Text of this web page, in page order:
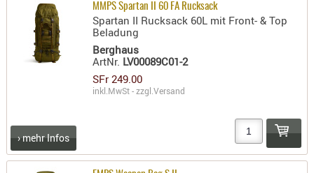
MMPS Spartan II 60 FA Rucksack
Spartan II Rucksack 60L mit Front- & Top
Beladung
Berghaus
ArtNr. LV00089C01-2
SFr 249.00
inkl.MwSt - zzgl.Versand
› mehr Infos